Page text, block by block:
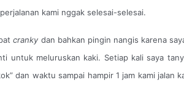
kami nggak selesai-selesai.
cranky dan bahkan pingin nangis karena
untuk meluruskan kaki. Setiap kali saya
dan waktu sampai hampir 1 jam kami jalan